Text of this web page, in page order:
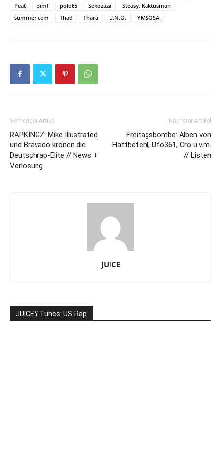
Peat
pimf polo65 Sekozaza
Steasy. Kaktusman
summer cem
Thad Thara U.N.O. YMSOSA
Vorheriger Artikel
RAPKINGZ: Mike Illustrated
und Bravado krönen die
Deutschrap-Elite // News +
Verlosung
Nächster Artikel
Freitagsbombe: Alben von
Haftbefehl, Ufo361, Cro u.v.m.
// Listen
JUICE
JUICEY Tunes: US-Rap